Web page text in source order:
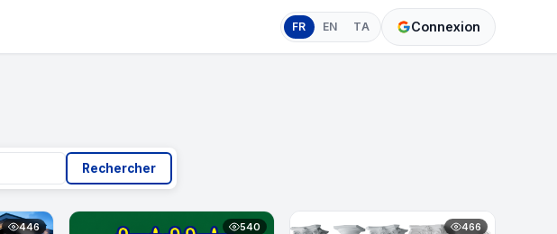
FR EN TA Connexion
Rechercher
446 540 466